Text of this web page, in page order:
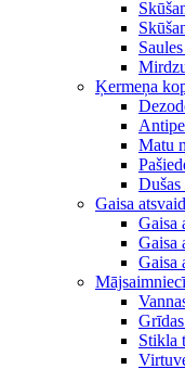
Ķermeņa
Matu
Dušas
Gaisa
Gaisa
Gaisa
Gaisa
Stikla